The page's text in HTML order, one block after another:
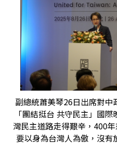
副總統蕭美琴26日出席對中
「團結挺台 共守民主」國
灣民主道路走得艱辛，400
要以身為台灣人為傲，沒